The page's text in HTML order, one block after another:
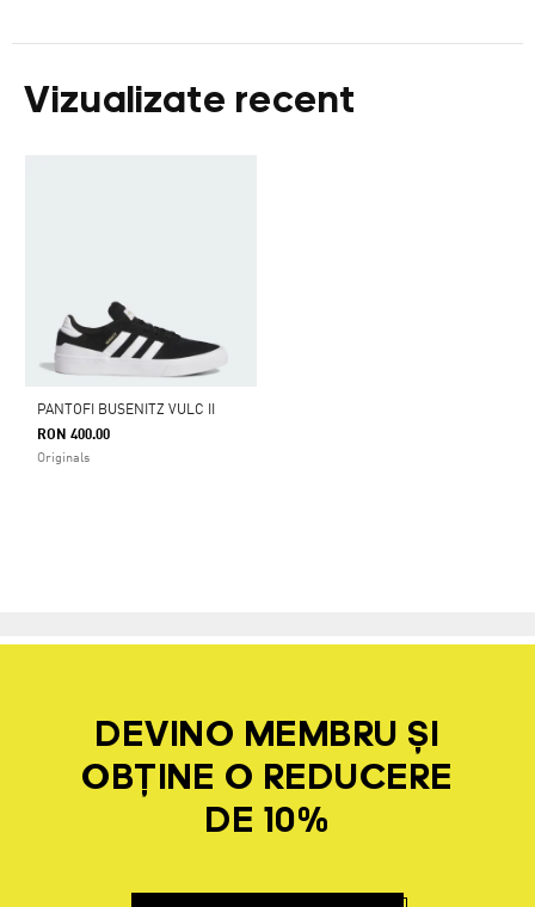
Vizualizate recent
PANTOFI BUSENITZ VULC II
RON 400.00
Originals
DEVINO MEMBRU ȘI
OBȚINE O REDUCERE
DE 10%